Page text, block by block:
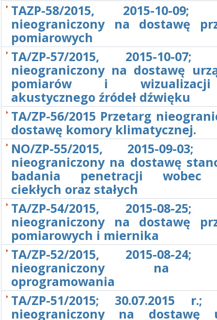
TAZP-58/2015, 2015-10-09;
nieograniczony na dostawę
pomiarowych
TA/ZP-57/2015, 2015-10-07;
nieograniczony na dostawę
pomiarów i
akustycznego źródeł dźwięku
TA/ZP-56/2015 Przetarg
dostawę komory klimatycznej.
NO/ZP-55/2015, 2015-09-03;
nieograniczony na dostawę
badania penetracji wobec
ciekłych oraz stałych
TA/ZP-54/2015, 2015-08-25;
nieograniczony na dostawę
pomiarowych i miernika
TA/ZP-52/2015, 2015-08-24;
nieograniczony na
oprogramowania
TA/ZP-51/2015; 30.07.2015 r.;
nieograniczony na dostawę